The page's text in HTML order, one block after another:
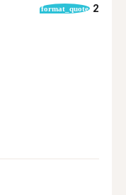
format_quote 2